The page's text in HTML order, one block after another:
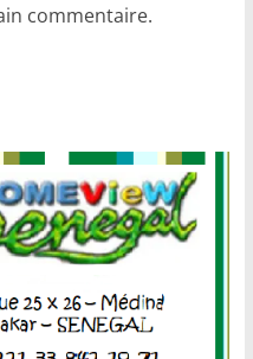
commentaire.